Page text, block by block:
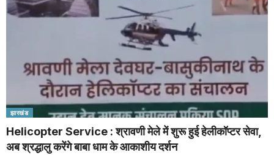
झारखंड
Helicopter Service : श्रावणी मेले में शुरू हुई हेलीकॉप्टर सेवा,
अब श्रद्धालु करेंगे बाबा धाम के आकाशीय दर्शन